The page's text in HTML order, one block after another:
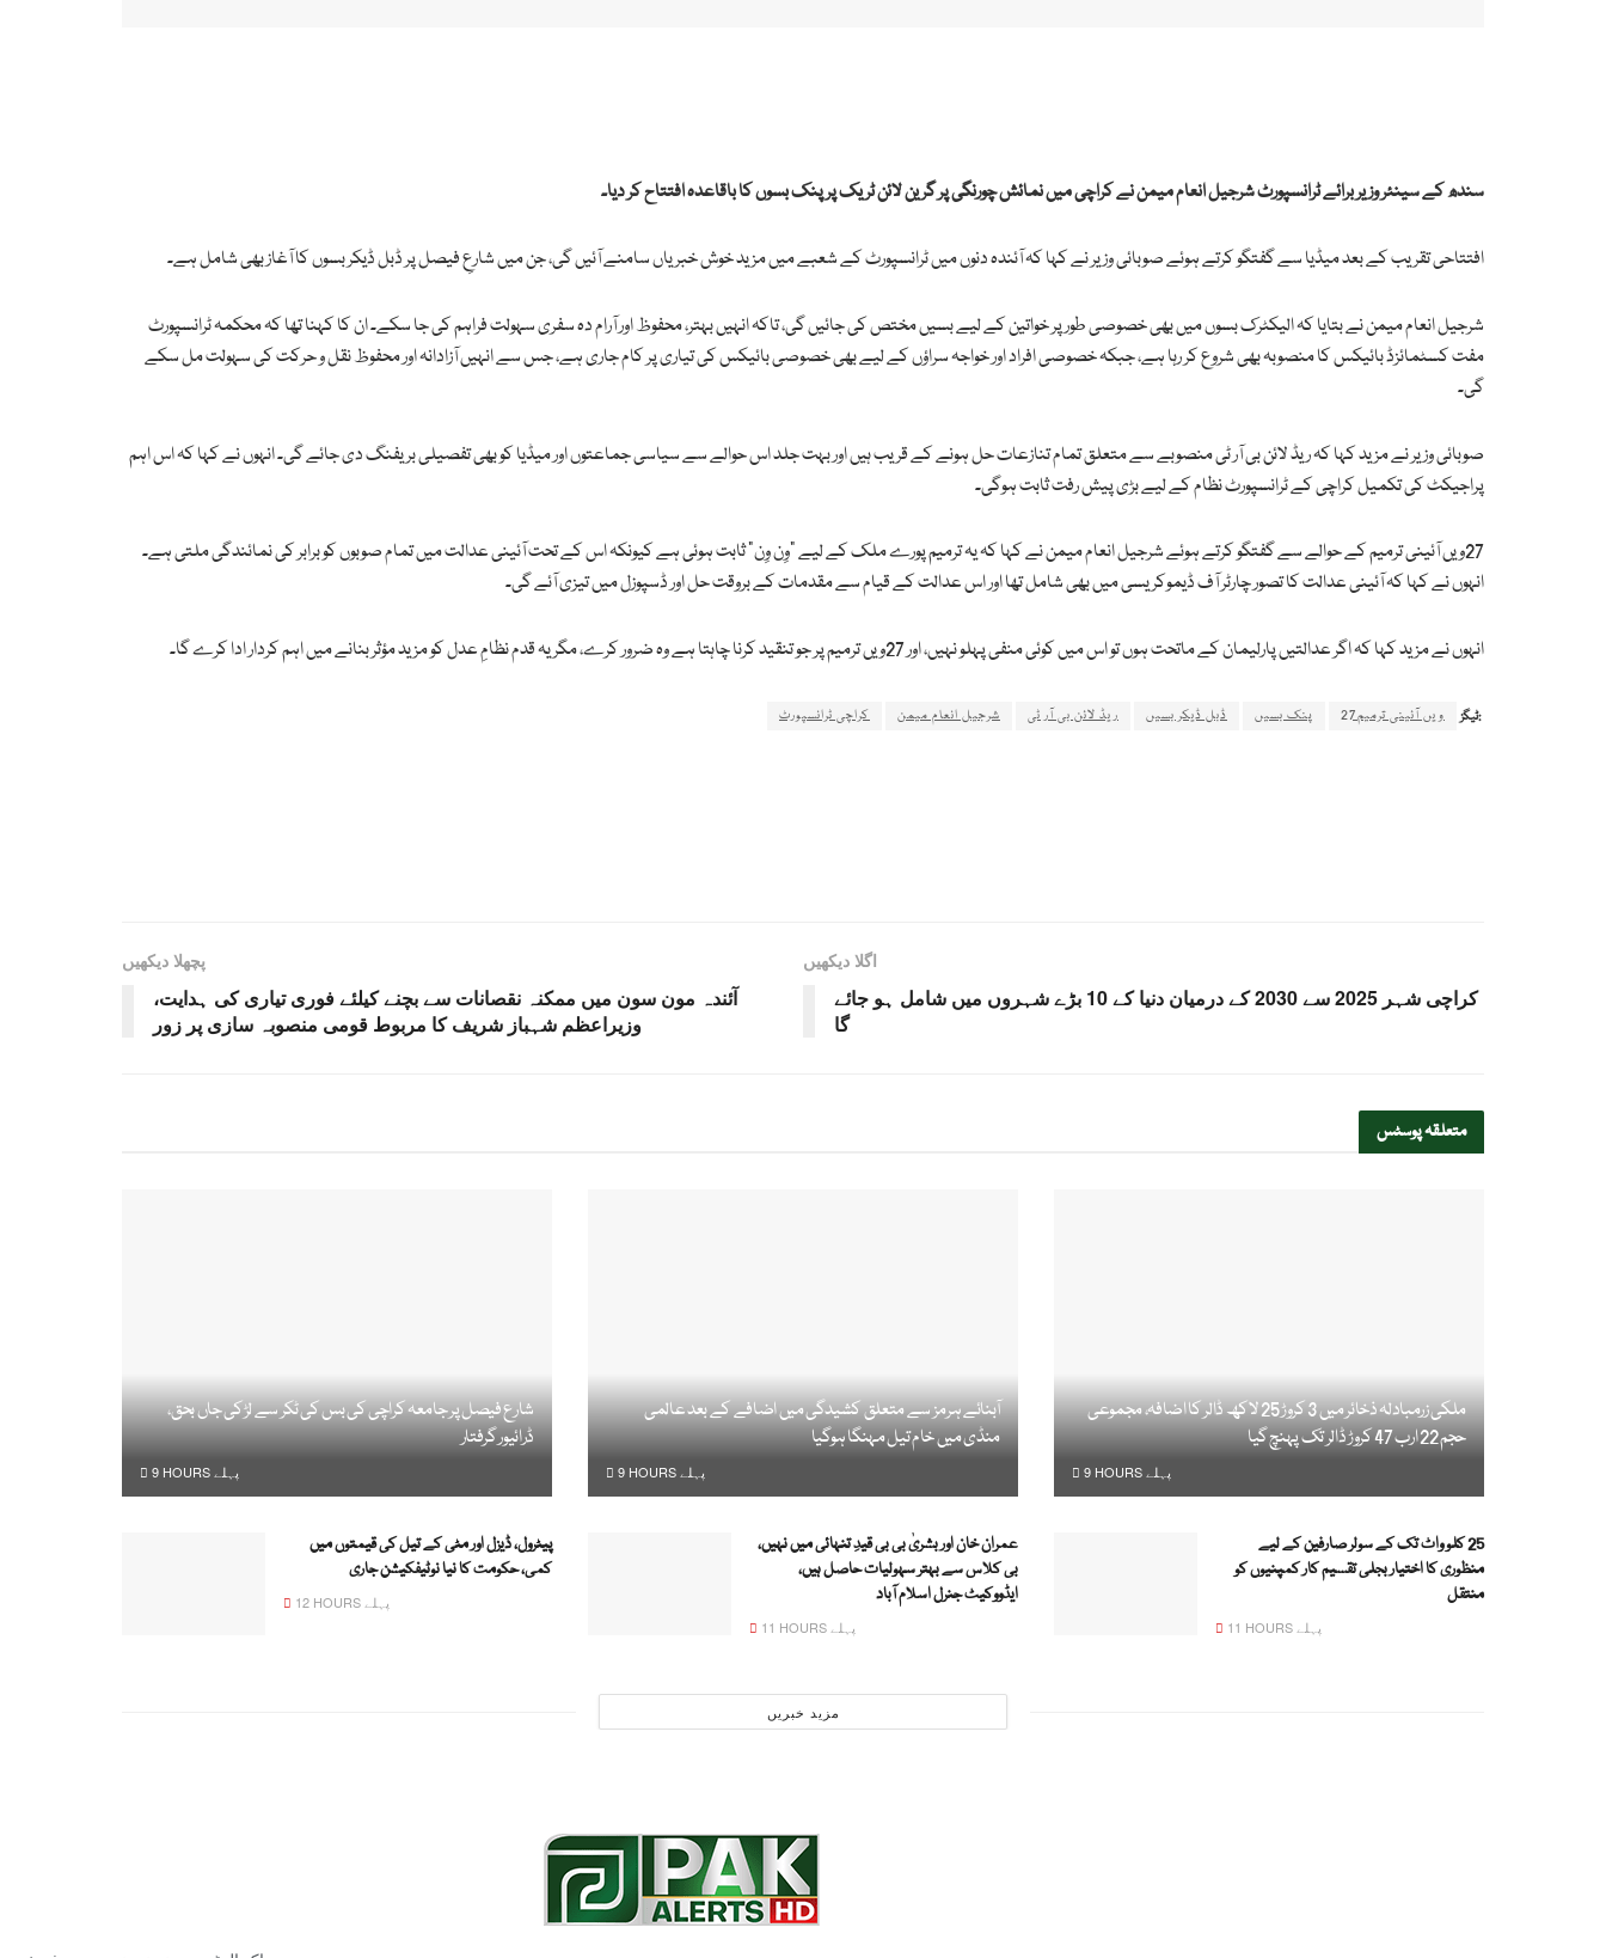
سندھ کے سینئر وزیر برائے ٹرانسپورٹ شرجیل انعام میمن نے کراچی میں نمائش چورنگی پر گرین لائن ٹریک پر پنک بسوں کا باقاعدہ افتتاح کر دیا۔
افتتاحی تقریب کے بعد میڈیا سے گفتگو کرتے ہوئے صوبائی وزیر نے کہا کہ آئندہ دنوں میں ٹرانسپورٹ کے شعبے میں مزید خوش خبریاں سامنے آئیں گی، جن میں شارعِ فیصل پر ڈبل ڈیکر بسوں کا آغاز بھی شامل ہے۔
شرجیل انعام میمن نے بتایا کہ الیکٹرک بسوں میں بھی خصوصی طور پر خواتین کے لیے بسیں مختص کی جائیں گی، تاکہ انہیں بہتر، محفوظ اور آرام دہ سفری سہولت فراہم کی جا سکے۔ ان کا کہنا تھا کہ محکمہ ٹرانسپورٹ
مفت کسٹمائزڈ بائیکس کا منصوبہ بھی شروع کر رہا ہے، جبکہ خصوصی افراد اور خواجہ سراؤں کے لیے بھی خصوصی بائیکس کی تیاری پر کام جاری ہے، جس سے انہیں آزادانہ اور محفوظ نقل و حرکت کی سہولت مل سکے
گی۔
صوبائی وزیر نے مزید کہا کہ ریڈ لائن بی آر ٹی منصوبے سے متعلق تمام تنازعات حل ہونے کے قریب ہیں اور بہت جلد اس حوالے سے سیاسی جماعتوں اور میڈیا کو بھی تفصیلی بریفنگ دی جائے گی۔ انہوں نے کہا کہ اس اہم
پراجیکٹ کی تکمیل کراچی کے ٹرانسپورٹ نظام کے لیے بڑی پیش رفت ثابت ہوگی۔
27ویں آئینی ترمیم کے حوالے سے گفتگو کرتے ہوئے شرجیل انعام میمن نے کہا کہ یہ ترمیم پورے ملک کے لیے ”وِن وِن“ ثابت ہوئی ہے کیونکہ اس کے تحت آئینی عدالت میں تمام صوبوں کو برابر کی نمائندگی ملتی ہے۔
انہوں نے کہا کہ آئینی عدالت کا تصور چارٹر آف ڈیموکریسی میں بھی شامل تھا اور اس عدالت کے قیام سے مقدمات کے بروقت حل اور ڈسپوزل میں تیزی آئے گی۔
انہوں نے مزید کہا کہ اگر عدالتیں پارلیمان کے ماتحت ہوں تو اس میں کوئی منفی پہلو نہیں، اور 27ویں ترمیم پر جو تنقید کرنا چاہتا ہے وہ ضرور کرے، مگر یہ قدم نظامِ عدل کو مزید مؤثر بنانے میں اہم کردار ادا کرے گا۔
ٹیگز: 27ویں آئینی ترمیم پنک بسیں ڈبل ڈیکر بسیں ریڈ لائن بی آر ٹی شرجیل انعام میمن کراچی ٹرانسپورٹ
پچھلا دیکھیں
آئندہ مون سون میں ممکنہ نقصانات سے بچنے کیلئے فوری تیاری کی ہدایت،
وزیراعظم شہباز شریف کا مربوط قومی منصوبہ سازی پر زور
اگلا دیکھیں
کراچی شہر 2025 سے 2030 کے درمیان دنیا کے 10 بڑے شہروں میں شامل ہو جائے
گا
متعلقہپوسٹس
ملکی زرمبادلہ ذخائر میں 3 کروڑ 25 لاکھ ڈالر کا اضافہ، مجموعی
حجم 22 ارب 47 کروڑ ڈالر تک پہنچ گیا
9 HOURS پہلے
آبنائے ہرمز سے متعلق کشیدگی میں اضافے کے بعد عالمی
منڈی میں خام تیل مہنگا ہوگیا
9 HOURS پہلے
شارع فیصل پر جامعہ کراچی کی بس کی ٹکر سے لڑکی جاں بحق،
ڈرائیور گرفتار
9 HOURS پہلے
25 کلو واٹ تک کے سولر صارفین کے لیے
منظوری کا اختیار بجلی تقسیم کار کمپنیوں کو
منتقل
11 HOURS پہلے
عمران خان اور بشریٰ بی بی قیدِ تنہائی میں نہیں،
بی کلاس سے بہتر سہولیات حاصل ہیں،
ایڈووکیٹ جنرل اسلام آباد
11 HOURS پہلے
پیٹرول، ڈیزل اور مٹی کے تیل کی قیمتوں میں
کمی، حکومت کا نیا نوٹیفکیشن جاری
12 HOURS پہلے
مزید خبریں